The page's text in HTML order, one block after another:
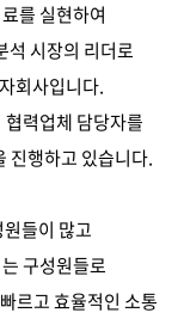
를 실현하여
석 시장의 리더로
회사입니다.
력업체 담당자를
진행하고 있습니다.
들이 많고
구성원들로
르고 효율적인 소통